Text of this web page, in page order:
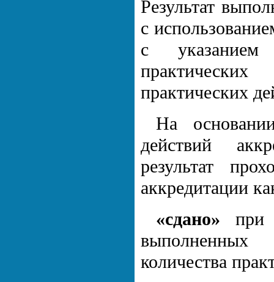
Результат
с
с указанием
практических
На
действий
результат
аккредитации
«сдано» при
выполненных
количества